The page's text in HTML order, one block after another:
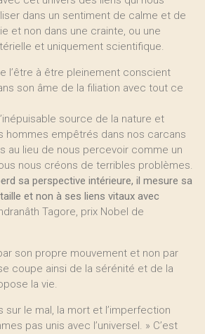
dans un sentiment de calme et de
et non dans une crainte, ou une
et uniquement scientifique.
l’être à être pleinement conscient
son âme de la filiation avec tout ce
source de la nature et
hommes empêtrés dans nos carcans
au lieu de nous percevoir comme un
nous créons de terribles problèmes.
sa perspective intérieure, il mesure sa
et non à ses liens vitaux avec
Tagore, prix Nobel de
son propre mouvement et non par
coupe ainsi de la sérénité et de la
la vie.
sur le mal, la mort et l’imperfection
pas unis avec l’universel. » C’est